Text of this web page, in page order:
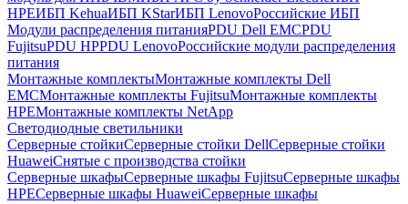
HPEИБП KehuaИБП KStarИБП LenovoРоссийские ИБП
Модули распределения питанияPDU Dell EMCPDU
FujitsuPDU HPPDU LenovoРоссийские модули распределения
питания
Монтажные комплектыМонтажные комплекты Dell
EMCМонтажные комплекты FujitsuМонтажные комплекты
HPEМонтажные комплекты NetApp
Светодиодные светильники
Серверные стойкиСерверные стойки DellСерверные стойки
HuaweiСнятые с производства стойки
Серверные шкафыСерверные шкафы FujitsuСерверные шкафы
HPEСерверные шкафы HuaweiСерверные шкафы